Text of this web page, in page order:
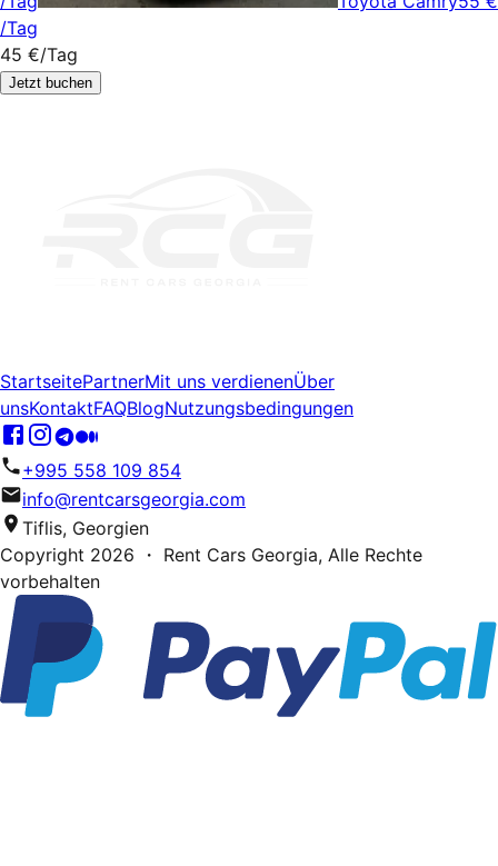
/Tag
45 €/Tag
Jetzt buchen
StartseitePartnerMit uns verdienenÜber
unsKontaktFAQBlogNutzungsbedingungen
+995 558 109 854
info@rentcarsgeorgia.com
Tiflis, Georgien
Copyright 2026 ・ Rent Cars Georgia, Alle Rechte
vorbehalten